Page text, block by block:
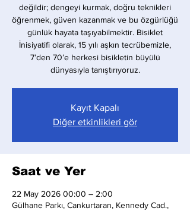
değildir; dengeyi kurmak, doğru teknikleri
öğrenmek, güven kazanmak ve bu özgürlüğü
günlük hayata taşıyabilmektir. Bisiklet
İnisiyatifi olarak, 15 yılı aşkın tecrübemizle,
7’den 70’e herkesi bisikletin büyülü
dünyasıyla tanıştırıyoruz.
Kayıt Kapalı
Diğer etkinlikleri gör
Saat ve Yer
22 May 2026 00:00 – 2:00
Gülhane Parkı, Cankurtaran, Kennedy Cad.,